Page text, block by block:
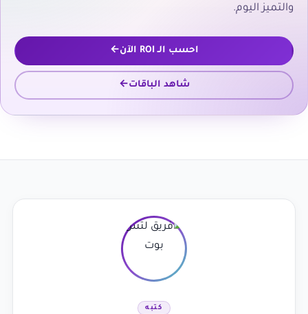
والتميز اليوم.
احسب الـ ROI الآن
شاهد الباقات
كتبه